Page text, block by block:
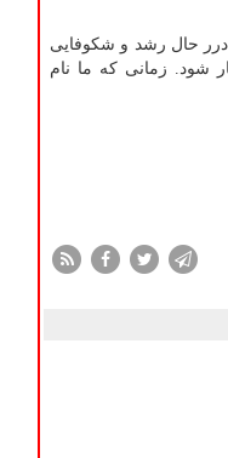
درر حال رشد و شکوفایی
شود. زمانی که ما نام